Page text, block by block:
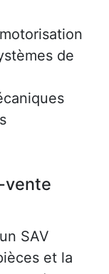
de
vente
SAV
et la